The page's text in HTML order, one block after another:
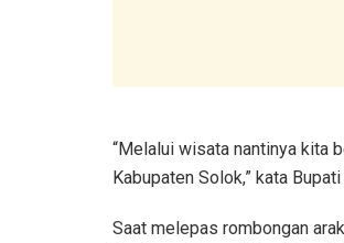
“Melalui wisata nantinya kita
Kabupaten Solok,” kata
Saat melepas rombongan